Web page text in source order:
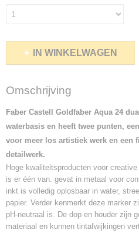
IN WINKELWAGEN
Omschrijving
Faber Castell Goldfaber Aqua 24
waterbasis en heeft twee punten,
voor meer los artistiek werk en een
detailwerk.
Hoge kwaliteitsproducten voor
is er één van. gevat in metaal voor
inkt is volledig oplosbaar in water,
papier. Verder kenmerkt deze marker
pH-neutraal is. De dop en houder zijn
materiaal en kunnen tintafwijkingen